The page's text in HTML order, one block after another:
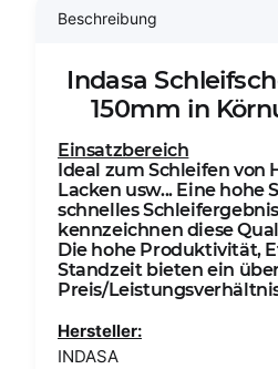
Beschreibung
Indasa
150mm in
Einsatzbereich
Ideal zum Schleifen von
Lacken usw... Eine hohe
schnelles
kennzeichnen diese
Die hohe Produktivität,
Standzeit bieten ein
Preis/
Hersteller:
INDASA